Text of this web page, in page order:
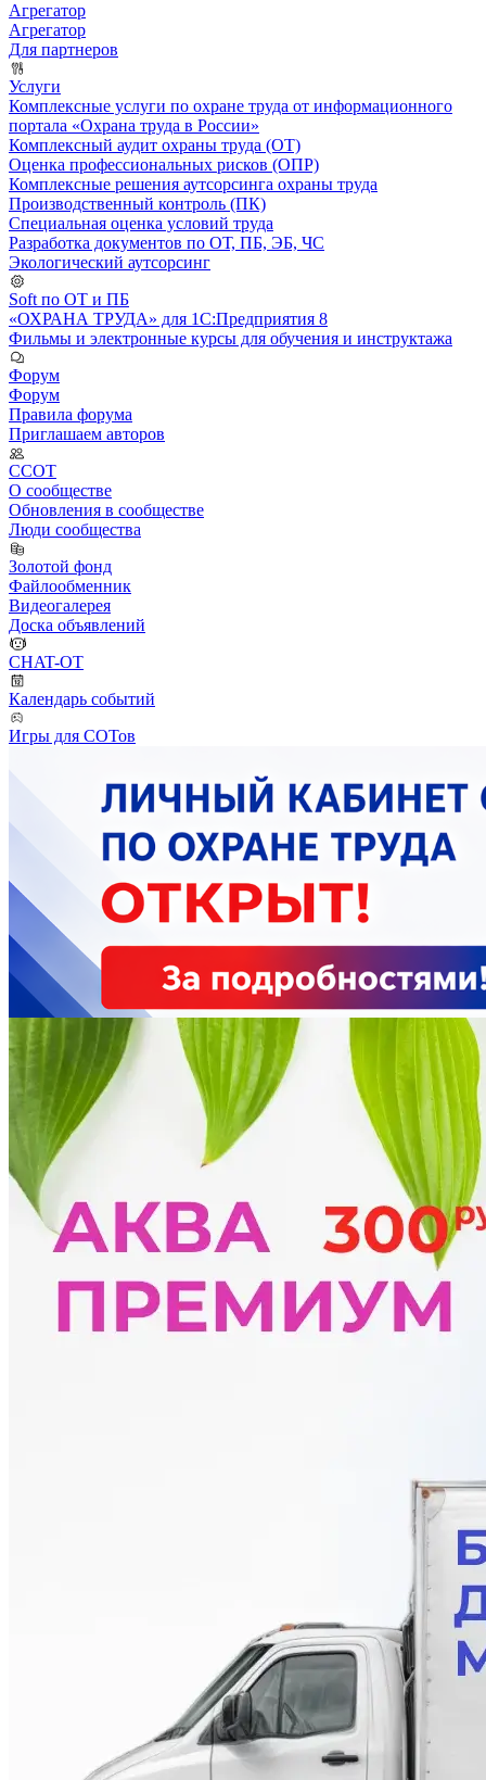
Агрегатор
Агрегатор
Для партнеров
Услуги
Комплексные услуги по охране труда от информационного
портала «Охрана труда в России»
Комплексный аудит охраны труда (ОТ)
Оценка профессиональных рисков (ОПР)
Комплексные решения аутсорсинга охраны труда
Производственный контроль (ПК)
Специальная оценка условий труда
Разработка документов по ОТ, ПБ, ЭБ, ЧС
Экологический аутсорсинг
Soft по ОТ и ПБ
«ОХРАНА ТРУДА» для 1С:Предприятия 8
Фильмы и электронные курсы для обучения и инструктажа
Форум
Форум
Правила форума
Приглашаем авторов
ССОТ
О сообществе
Обновления в сообществе
Люди сообщества
Золотой фонд
Файлообменник
Видеогалерея
Доска объявлений
CHAT-OT
Календарь событий
Игры для СОТов